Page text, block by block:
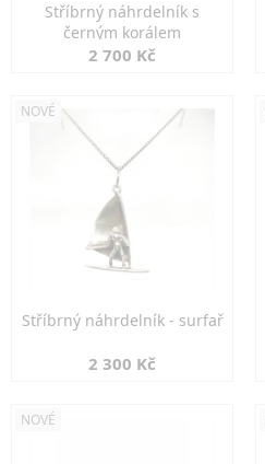
Stříbrný náhrdelník s
černým korálem
2 700 Kč
NOVÉ
Stříbrný náhrdelník - surfař
2 300 Kč
NOVÉ